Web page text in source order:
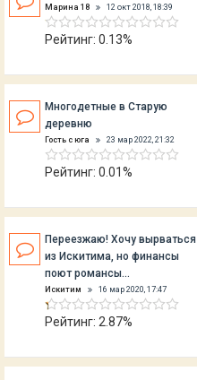
Марина 18 12 окт 2018, 18:39
Рейтинг: 0.13%
Многодетные в Старую
деревню
Гость с юга 23 мар 2022, 21:32
Рейтинг: 0.01%
Переезжаю! Хочу вырваться
из Искитима, но финансы
поют романсы...
Искитим 16 мар 2020, 17:47
Рейтинг: 2.87%